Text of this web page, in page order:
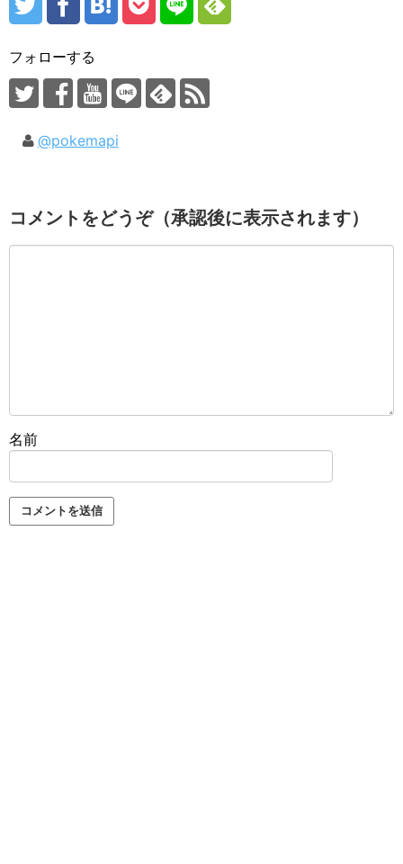
フォローする
@pokemapi
コメントをどうぞ（承認後に表示されます）
名前